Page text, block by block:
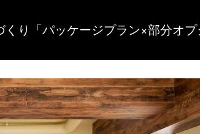
り「パッケージプラン×部分オ